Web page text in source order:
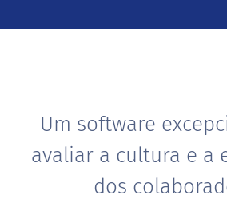
Um software
avaliar a cultura e a
dos